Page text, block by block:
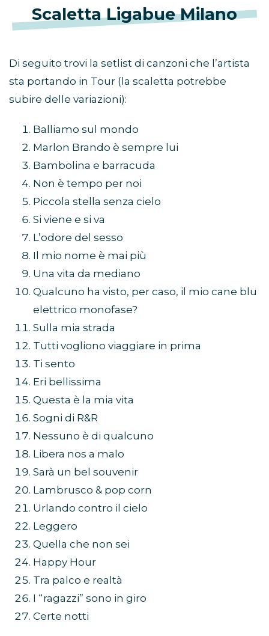
Scaletta Ligabue Milano
Di seguito trovi la setlist di canzoni che l’artista
sta portando in Tour (la scaletta potrebbe
subire delle variazioni):
Balliamo sul mondo
Marlon Brando è sempre lui
Bambolina e barracuda
Non è tempo per noi
Piccola stella senza cielo
Si viene e si va
L’odore del sesso
Il mio nome è mai più
Una vita da mediano
Qualcuno ha visto, per caso, il mio cane blu
elettrico monofase?
Sulla mia strada
Tutti vogliono viaggiare in prima
Ti sento
Eri bellissima
Questa è la mia vita
Sogni di R&R
Nessuno è di qualcuno
Libera nos a malo
Sarà un bel souvenir
Lambrusco & pop corn
Urlando contro il cielo
Leggero
Quella che non sei
Happy Hour
Tra palco e realtà
I “ragazzi” sono in giro
Certe notti